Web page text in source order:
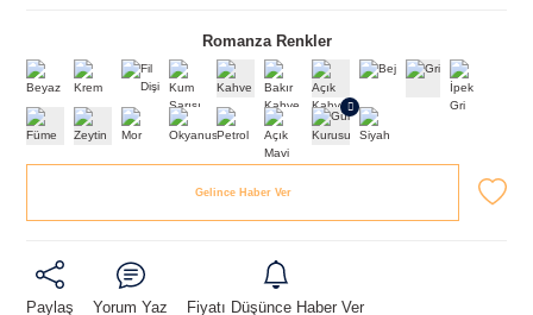
Romanza Renkler
Gelince Haber Ver
Paylaş Yorum Yaz Fiyatı Düşünce Haber Ver